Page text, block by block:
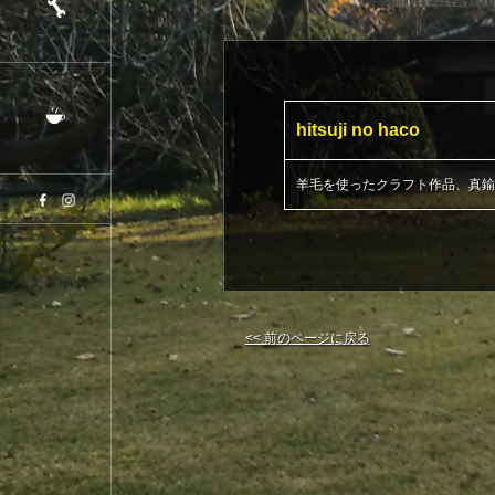
hitsuji no haco
羊毛を使ったクラフト作品、真
<< 前のページに戻る